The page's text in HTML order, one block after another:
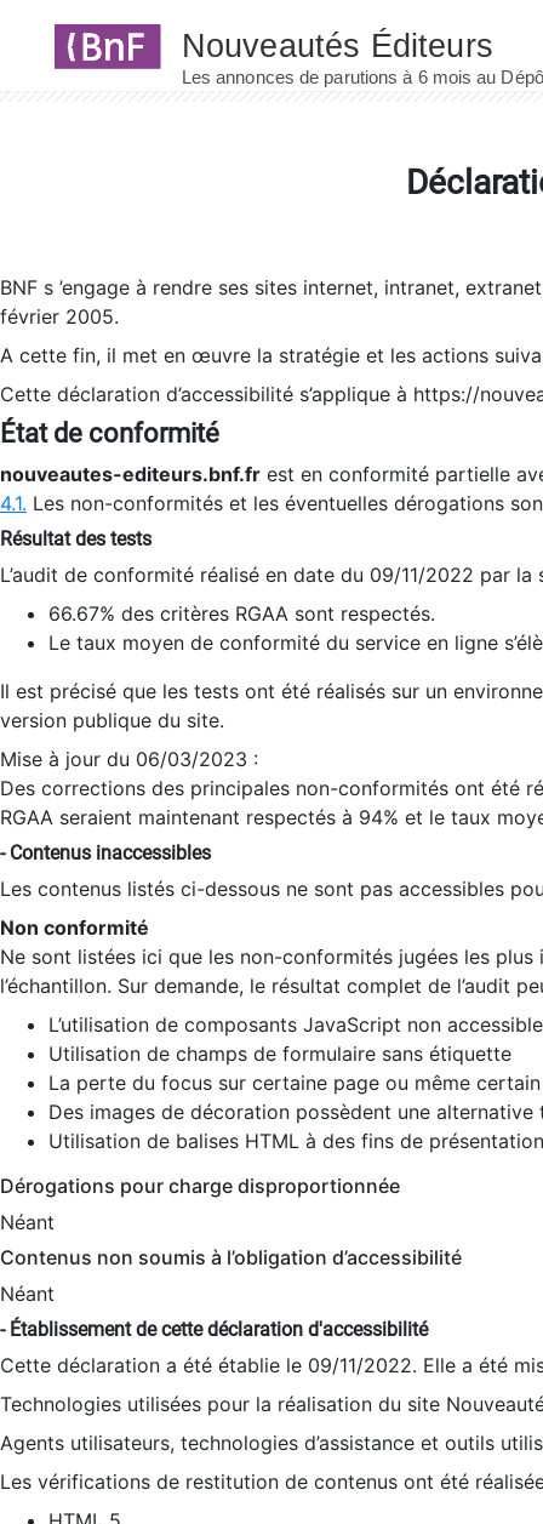
BNF s ’engage à rendre ses sites internet, intranet,
février 2005.
A cette fin, il met en œuvre la stratégie et les actions
Cette déclaration d’accessibilité s’applique à https://
État de conformité
nouveautes-editeurs.bnf.fr est en conformité partielle
4.1. Les non-conformités et les éventuelles dérogations
Résultat des tests
L’audit de conformité réalisé en date du 09/11/2022 par
66.67% des critères RGAA sont respectés.
Le taux moyen de conformité du service en ligne
Il est précisé que les tests ont été réalisés sur un
version publique du site.
Mise à jour du 06/03/2023 :
Des corrections des principales non-conformités ont été
RGAA seraient maintenant respectés à 94% et le taux
- Contenus inaccessibles
Les contenus listés ci-dessous ne sont pas accessibles
Non conformité
Ne sont listées ici que les non-conformités jugées les
l’échantillon. Sur demande, le résultat complet de l’audit
L’utilisation de composants JavaScript non
Utilisation de champs de formulaire sans étiquette
La perte du focus sur certaine page ou même
Des images de décoration possèdent une alternative
Utilisation de balises HTML à des fins de
Dérogations pour charge disproportionnée
Néant
Contenus non soumis à l’obligation d’accessibilité
Néant
- Établissement de cette déclaration d'accessibilité
Cette déclaration a été établie le 09/11/2022. Elle a été
Technologies utilisées pour la réalisation du site
Agents utilisateurs, technologies d’assistance et outils
Les vérifications de restitution de contenus ont été